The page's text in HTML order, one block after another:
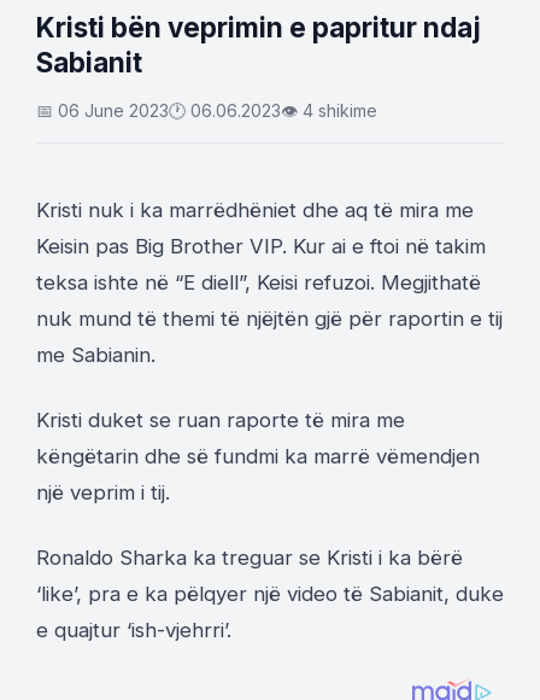
Kristi bën veprimin e papritur ndaj
Sabianit
📅 06 June 2023🕐 06.06.2023👁 4 shikime
Kristi nuk i ka marrëdhëniet dhe aq të mira me
Keisin pas Big Brother VIP. Kur ai e ftoi në takim
teksa ishte në “E diell”, Keisi refuzoi. Megjithatë
nuk mund të themi të njëjtën gjë për raportin e tij
me Sabianin.
Kristi duket se ruan raporte të mira me
këngëtarin dhe së fundmi ka marrë vëmendjen
një veprim i tij.
Ronaldo Sharka ka treguar se Kristi i ka bërë
‘like’, pra e ka pëlqyer një video të Sabianit, duke
e quajtur ‘ish-vjehrri’.